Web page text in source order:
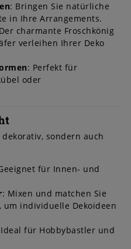
: Bringen Sie natürliche
in Ihre Arrangements.
charmante Froschkönig
verleihen Ihrer Deko
: Perfekt für
oder
sondern auch
für Innen- und
: Mixen und matchen Sie
um individuelle Dekoideen
für Hobbybastler und